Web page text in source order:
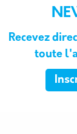
Recevez
toute